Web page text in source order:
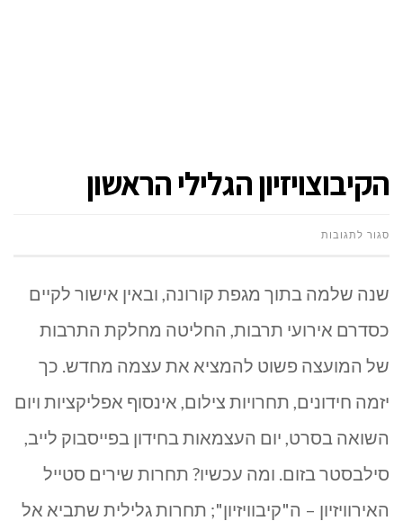
הקיבוצויזיון הגלילי הראשון
סגור לתגובותעל
שנה שלמה בתוך מגפת קורונה, ובאין אישור לקיים
כסדרם אירועי תרבות, החליטה מחלקת התרבות
של המועצה פשוט להמציא את עצמה מחדש. כך
יזמה חידונים, תחרויות צילום, אינסוף אפליקציות ויום
השואה בסרט, יום העצמאות בחידון בפייסבוק לייב,
סילבסטר בזום. ומה עכשיו? תחרות שירים סטייל
האירוויזיון – ה"קיבוויזיון"; תחרות גלילית שתביא אל